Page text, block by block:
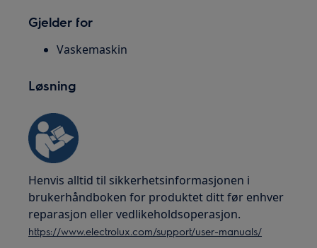
Gjelder for
Vaskemaskin
Løsning
Henvis alltid til sikkerhetsinformasjonen i
brukerhåndboken for produktet ditt før enhver
reparasjon eller vedlikeholdsoperasjon.
https://www.electrolux.com/support/user-manuals/